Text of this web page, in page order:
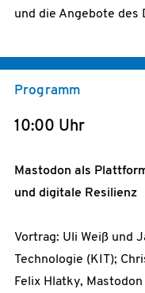
und die Angebote des
Programm
10:00 Uhr
Mastodon als
und digitale Resilienz
Vortrag: Uli Weiß und
Technologie (KIT);
Felix Hlatky, Mastodon